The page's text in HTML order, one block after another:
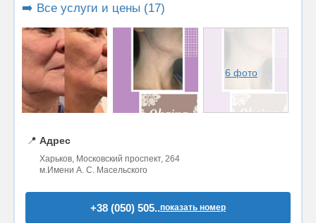
➡️ Все услуги и цены (17)
6 фото
📍 Адрес
Харьков, Московский проспект, 264
м.Имени А. С. Масельского
+38 (050) 505..показать номер